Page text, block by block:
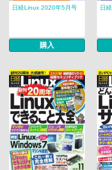
日経Linux 2020年5月号
購入
日